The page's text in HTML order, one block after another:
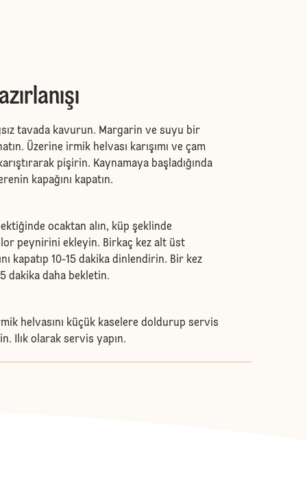
tavada kavurun. Margarin ve suyu bir
Üzerine irmik helvası karışımı ve çam
pişirin. Kaynamaya başladığında
kapağını kapatın.
ocaktan alın, küp şeklinde
lor peynirini ekleyin. Birkaç kez alt üst
kapatıp 10-15 dakika dinlendirin. Bir kez
dakika daha bekletin.
helvasını küçük kaselere doldurup servis
Ilık olarak servis yapın.